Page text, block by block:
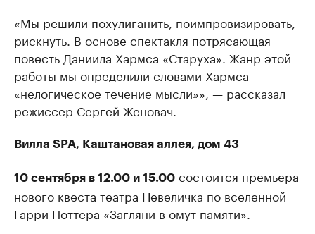
«Мы решили похулиганить, поимпровизировать,
рискнуть. В основе спектакля потрясающая
повесть Даниила Хармса «Старуха». Жанр этой
работы мы определили словами Хармса —
«нелогическое течение мысли»», — рассказал
режиссер Сергей Женовач.
Вилла SPA, Каштановая аллея, дом 43
10 сентября в 12.00 и 15.00 состоится премьера
нового квеста театра Невеличка по вселенной
Гарри Поттера «Загляни в омут памяти».